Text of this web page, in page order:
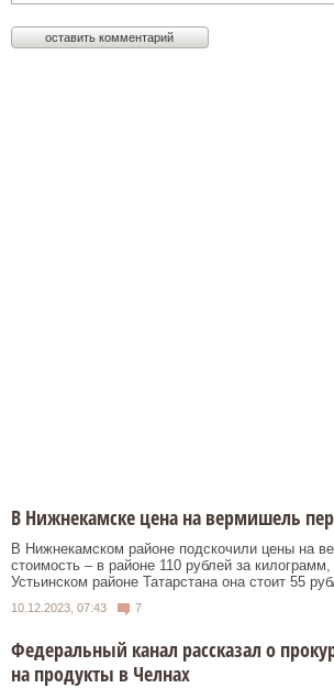
В Нижнекамске цена на вермишель
В Нижнекамском районе подскочили цены на
стоимость – в районе 110 рублей за
Устьинском районе Татарстана она стоит 55
10.12.2023, 07:43 7
Федеральный канал рассказал о
на продукты в Челнах